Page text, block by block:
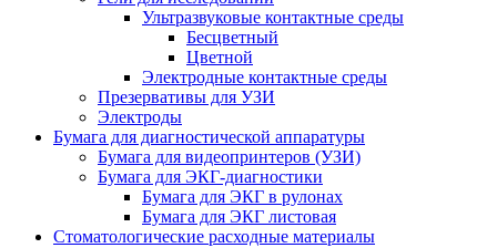
Ультразвуковые контактные среды
Бесцветный
Цветной
Электродные контактные среды
Презервативы для УЗИ
Электроды
Бумага для диагностической аппаратуры
Бумага для видеопринтеров (УЗИ)
Бумага для ЭКГ-диагностики
Бумага для ЭКГ в рулонах
Бумага для ЭКГ листовая
Стоматологические расходные материалы